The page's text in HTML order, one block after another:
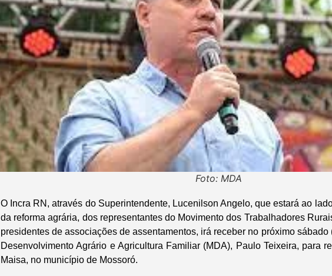
Foto: MDA
O Incra RN, através do Superintendente, Lucenilson Angelo, que estará ao
da reforma agrária, dos representantes do Movimento dos Trabalhadores
presidentes de associações de assentamentos, irá receber no próximo sábado
Desenvolvimento Agrário e Agricultura Familiar (MDA), Paulo Teixeira, para
Maisa, no município de Mossoró.